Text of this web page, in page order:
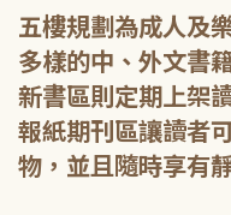
五樓規劃為成人及
多樣的中、外文書
新書區則定期上架
報紙期刊區讓讀者
物，並且隨時享有